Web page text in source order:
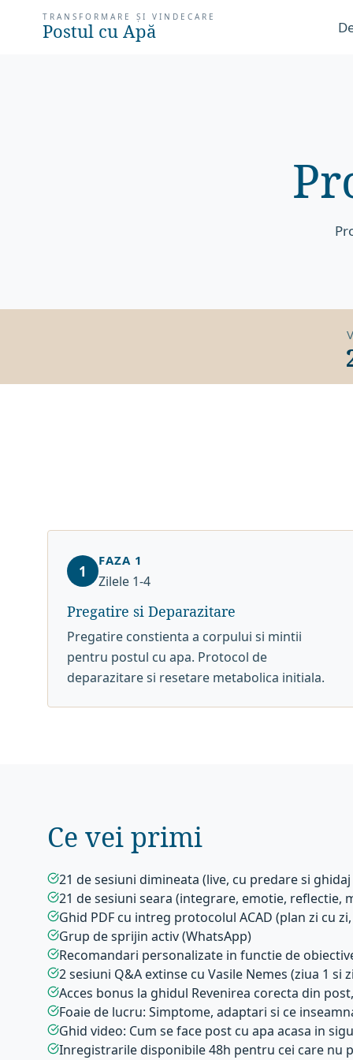
TRANSFORMARE ȘI VINDECARE
Postul cu Apă
1
FAZA 1
Zilele 1-4
Pregatire si Deparazitare
Pregatire constienta a corpului si mintii
pentru postul cu apa. Protocol de
deparazitare si resetare metabolica initiala.
Ce vei primi
21 de sesiuni dimineata (live, cu predare si
21 de sesiuni seara (integrare, emotie, reflectie,
Ghid PDF cu intreg protocolul ACAD (plan zi cu
Grup de sprijin activ (WhatsApp)
Recomandari personalizate in functie de
2 sesiuni Q&A extinse cu Vasile Nemes (ziua 1 si
Acces bonus la ghidul Revenirea corecta din
Foaie de lucru: Simptome, adaptari si ce
Ghid video: Cum se face post cu apa acasa in
Inregistrarile disponibile 48h pentru cei care nu